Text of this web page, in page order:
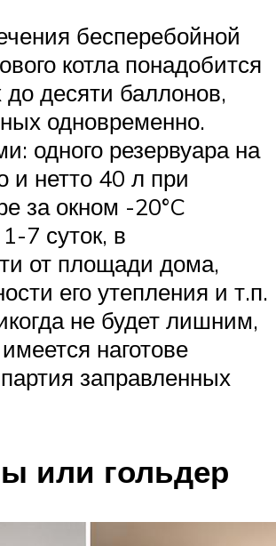
бесперебойной
котла понадобится
до десяти баллонов,
одновременно.
одного резервуара на
и нетто 40 л при
за окном -20°C
7 суток, в
от площади дома,
его утепления и т.п.
не будет лишним,
наготове
заправленных
или гольдер